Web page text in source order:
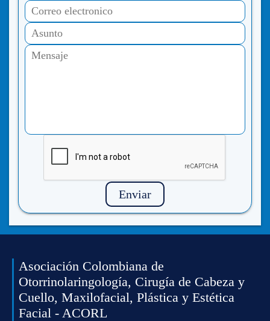
Enviar
Asociación Colombiana de
Otorrinolaringología, Cirugía de Cabeza y
Cuello, Maxilofacial, Plástica y Estética
Facial - ACORL